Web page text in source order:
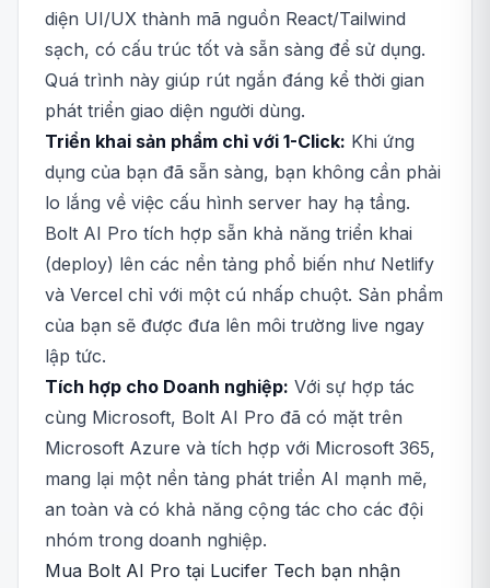
diện UI/UX thành mã nguồn React/Tailwind
sạch, có cấu trúc tốt và sẵn sàng để sử dụng.
Quá trình này giúp rút ngắn đáng kể thời gian
phát triển giao diện người dùng.
Triển khai sản phẩm chỉ với 1-Click: Khi ứng
dụng của bạn đã sẵn sàng, bạn không cần phải
lo lắng về việc cấu hình server hay hạ tầng.
Bolt AI Pro tích hợp sẵn khả năng triển khai
(deploy) lên các nền tảng phổ biến như Netlify
và Vercel chỉ với một cú nhấp chuột. Sản phẩm
của bạn sẽ được đưa lên môi trường live ngay
lập tức.
Tích hợp cho Doanh nghiệp: Với sự hợp tác
cùng Microsoft, Bolt AI Pro đã có mặt trên
Microsoft Azure và tích hợp với Microsoft 365,
mang lại một nền tảng phát triển AI mạnh mẽ,
an toàn và có khả năng cộng tác cho các đội
nhóm trong doanh nghiệp.
Mua Bolt AI Pro tại Lucifer Tech bạn nhận